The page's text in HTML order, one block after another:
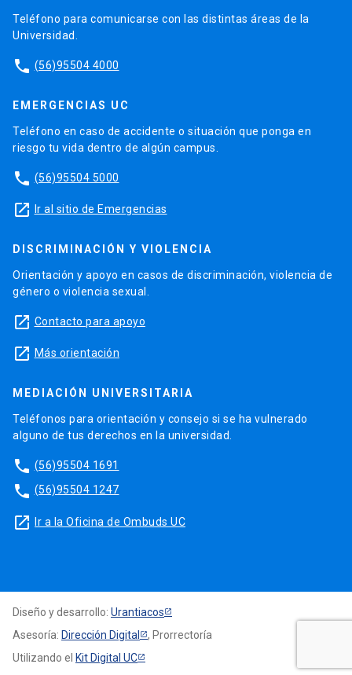
Teléfono para comunicarse con las distintas áreas de la
Universidad.
phone (56)95504 4000
EMERGENCIAS UC
Teléfono en caso de accidente o situación que ponga en
riesgo tu vida dentro de algún campus.
phone (56)95504 5000
launch Ir al sitio de Emergencias
DISCRIMINACIÓN Y VIOLENCIA
Orientación y apoyo en casos de discriminación, violencia de
género o violencia sexual.
launch Contacto para apoyo
launch Más orientación
MEDIACIÓN UNIVERSITARIA
Teléfonos para orientación y consejo si se ha vulnerado
alguno de tus derechos en la universidad.
phone (56)95504 1691
phone (56)95504 1247
launch Ir a la Oficina de Ombuds UC
Diseño y desarrollo: Urantiacos
Asesoría: Dirección Digital
, Prorrectoría
Utilizando el Kit Digital UC